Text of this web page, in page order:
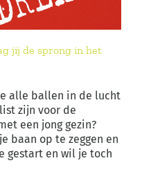
jij de sprong in het
alle ballen in de lucht
zijn voor de
een jong gezin?
baan op te zeggen en
gestart en wil je toch